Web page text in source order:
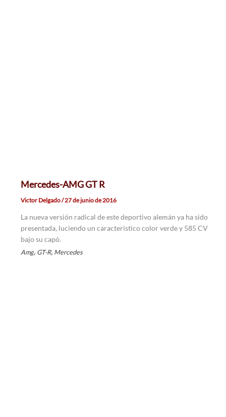
Mercedes-AMG GT R
Victor Delgado/27 de junio de 2016
La nueva versión radical de este deportivo alemán ya ha sido
presentada, luciendo un característico color verde y 585 CV
bajo su capó.
Amg, GT-R, Mercedes